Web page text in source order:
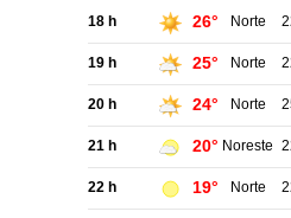
18 h 26° Norte
19 h 25° Norte
20 h 24° Norte
21 h 20° Noreste
22 h 19° Norte